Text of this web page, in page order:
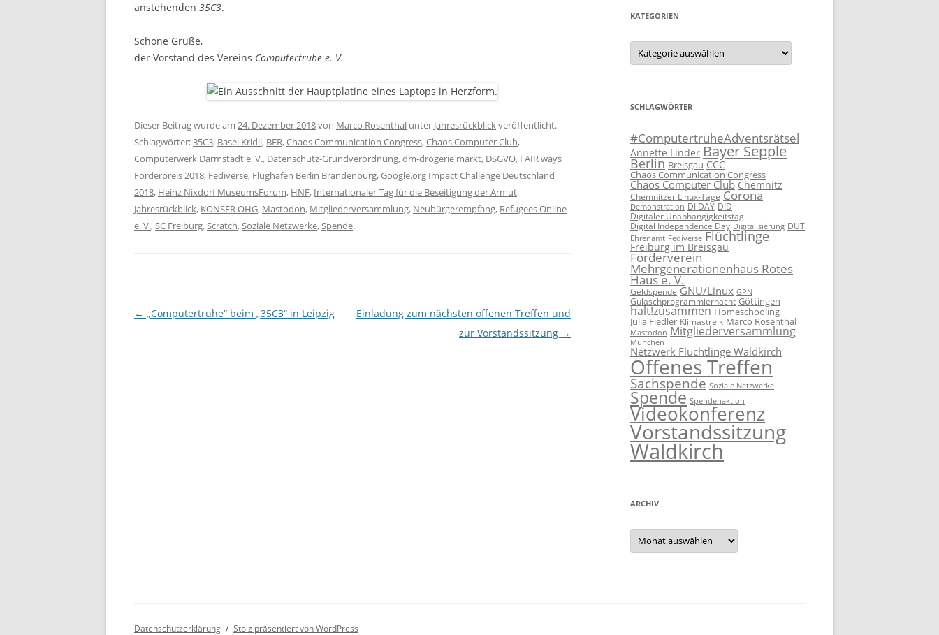
anstehenden 35C3.
Schöne Grüße,
der Vorstand des Vereins Computertruhe e. V.
Dieser Beitrag wurde am 24. Dezember 2018von Marco Rosenthal unter Jahresrückblickveröffentlicht.
Schlagwörter:35C3, Basel Kridli, BER,Chaos Communication Congress,Chaos Computer Club,
Computerwerk Darmstadt e. V., Datenschutz-Grundverordnung,dm-drogerie markt, DSGVO, FAIR ways
Förderpreis 2018, Fediverse, Flughafen Berlin Brandenburg,Google.org Impact Challenge Deutschland
2018, Heinz Nixdorf MuseumsForum, HNF, Internationaler Tag für die Beseitigung der Armut,
Jahresrückblick, KONSER OHG, Mastodon, Mitgliederversammlung, Neubürgerempfang, Refugees Online
e. V.,SC Freiburg,Scratch,Soziale Netzwerke,Spende.
Beitragsnavigation
← „Computertruhe“ beim „35C3“ in Leipzig
Einladung zum nächsten offenen Treffen und
zur Vorstandssitzung →
KATEGORIEN
Kategorien
SCHLAGWÖRTER
#ComputertruheAdventsrätsel
Annette Linder Bayer Sepple
Berlin Breisgau CCC
Chaos Communication Congress
Chaos Computer Club Chemnitz
Chemnitzer Linux-Tage Corona
Demonstration DI.DAY DID
Digitaler Unabhängigkeitstag
Digital Independence Day Digitalisierung DUT
Ehrenamt Fediverse Flüchtlinge
Freiburg im Breisgau
Förderverein
Mehrgenerationenhaus Rotes
Haus e. V.
Geldspende GNU/Linux GPN
Gulaschprogrammiernacht Göttingen
halt!zusammen Homeschooling
Julia Fiedler Klimastreik Marco Rosenthal
Mastodon Mitgliederversammlung
München
Netzwerk Flüchtlinge Waldkirch
Offenes Treffen
Sachspende Soziale Netzwerke
Spende Spendenaktion
Videokonferenz
Vorstandssitzung
Waldkirch
ARCHIV
Archiv
Datenschutzerklärung Stolz präsentiert von WordPress